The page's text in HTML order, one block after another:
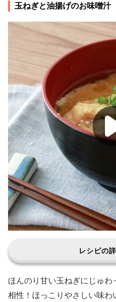
玉ねぎと油揚げのお味噌汁
レシピの
ほんのり甘い玉ねぎにじゅ
相性！ほっこりやさしい味